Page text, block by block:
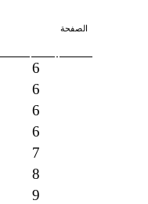
الصفحة
6
6
6
6
7
8
9